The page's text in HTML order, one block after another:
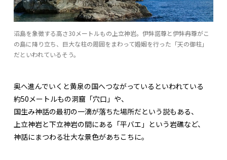
沼島を象徴する高さ30メートルもの上立神岩。伊弉諾尊と伊弉冉尊がこ
の島に降り立ち、巨大な柱の周囲をまわって婚姻を行った「天の御柱」
だといわれているそう。
奥へ進んでいくと黄泉の国へつながっているといわれている
約50メートルもの洞窟「穴口」や、
国生み神話の最初の一滴が落ちた場所だという説もある、
上立神岩と下立神岩の間にある「平バエ」という岩礁など、
神話にまつわる壮大な景色があちこちに。